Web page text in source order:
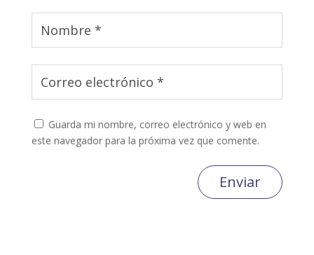
Guarda mi nombre, correo electrónico y web en
este navegador para la próxima vez que comente.
Enviar